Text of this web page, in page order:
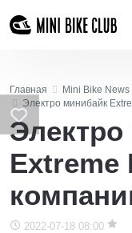
Главная
Mini Bike News
Электро минибайк
Extreme
2022-07-18 08:00